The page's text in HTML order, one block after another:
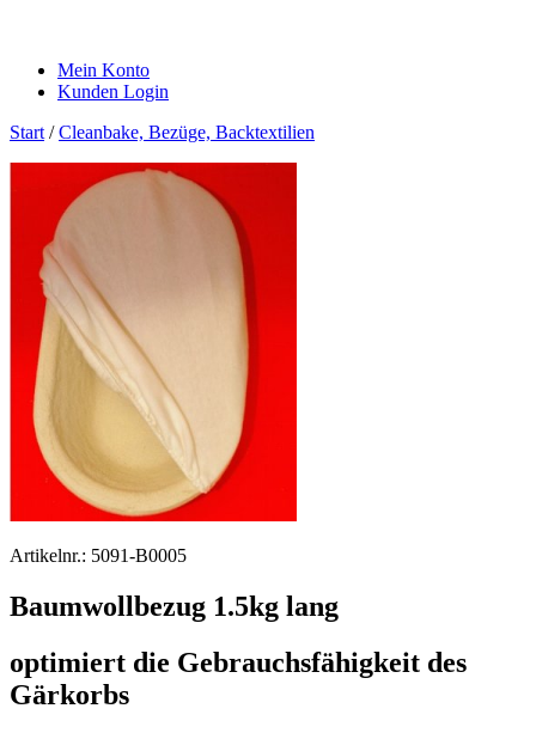
Mein Konto
Kunden Login
Start /Cleanbake, Bezüge, Backtextilien
Artikelnr.: 5091-B0005
Baumwollbezug 1.5kg lang
optimiert die Gebrauchsfähigkeit des
Gärkorbs